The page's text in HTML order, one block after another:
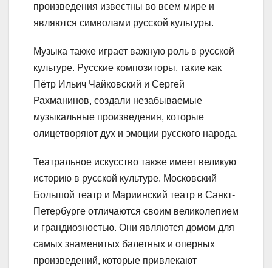
произведения известны во всем мире и
являются символами русской культуры.
Музыка также играет важную роль в русской
культуре. Русские композиторы, такие как
Пётр Ильич Чайковский и Сергей
Рахманинов, создали незабываемые
музыкальные произведения, которые
олицетворяют дух и эмоции русского народа.
Театральное искусство также имеет великую
историю в русской культуре. Московский
Большой театр и Мариинский театр в Санкт-
Петербурге отличаются своим великолепием
и грандиозностью. Они являются домом для
самых знаменитых балетных и оперных
произведений, которые привлекают